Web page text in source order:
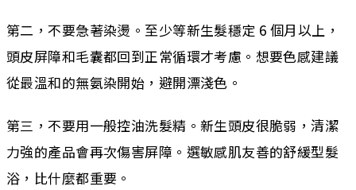
第二，不要急著染燙。至少等新生髮穩定 6 個月以上，
頭皮屏障和毛囊都回到正常循環才考慮。想要色感建議
從最溫和的無氨染開始，避開漂淺色。
第三，不要用一般控油洗髮精。新生頭皮很脆弱，清潔
力強的產品會再次傷害屏障。選敏感肌友善的舒緩型髮
浴，比什麼都重要。